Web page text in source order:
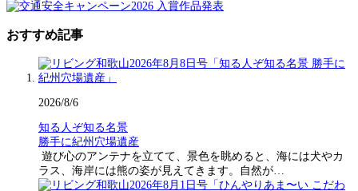
おすすめ記事
2026/8/6
知る人ぞ知る名景
勝手に紀州穴場遺産
遊び心のアンテナを立てて、景色を眺めると、海には犬やカ
ラス、海岸には熊の姿が見えてきます。自然が…